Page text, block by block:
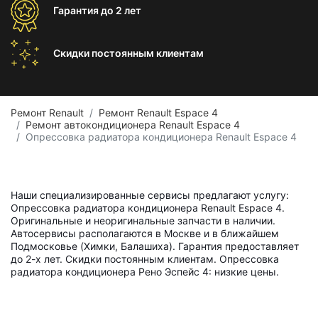
Гарантиядо 2 лет
Скидки постоянным клиентам
Ремонт Renault
Ремонт Renault Espace 4
Ремонт автокондиционера Renault Espace 4
Опрессовка радиатора кондиционера Renault Espace 4
Наши специализированные сервисы предлагают услугу:
Опрессовка радиатора кондиционера Renault Espace 4.
Оригинальные и неоригинальные запчасти в наличии.
Автосервисы располагаются в Москве и в ближайшем
Подмосковье (Химки, Балашиха). Гарантия предоставляет
до 2-х лет. Скидки постоянным клиентам. Опрессовка
радиатора кондиционера Рено Эспейс 4: низкие цены.